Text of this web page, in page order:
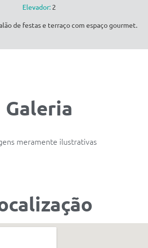
Elevador:2
de festas e terraço com espaço gourmet.
Galeria
meramente ilustrativas